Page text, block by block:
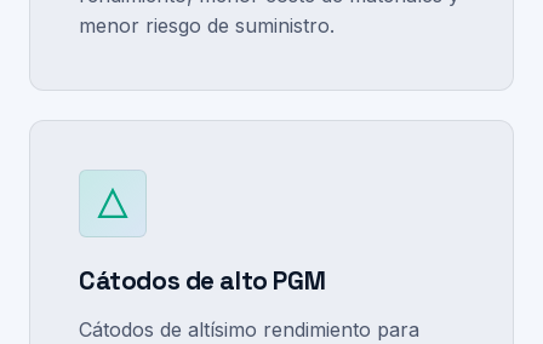
menor riesgo de suministro.
Cátodos de alto PGM
Cátodos de altísimo rendimiento para